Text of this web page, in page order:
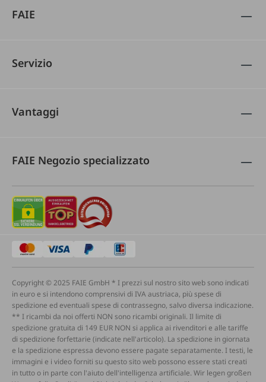
FAIE
Servizio
Vantaggi
FAIE Negozio specializzato
Copyright © 2025 FAIE GmbH * I prezzi sul nostro sito web sono indicati
in euro e si intendono comprensivi di IVA austriaca, più spese di
spedizione ed eventuali spese di contrassegno, salvo diversa indicazione.
** I ricambi da noi offerti NON sono ricambi originali. Il limite di
spedizione gratuita di 149 EUR NON si applica ai rivenditori e alle tariffe
di spedizione forfettarie (indicate nell'articolo). La spedizione in giornata
e la spedizione espressa devono essere pagate separatamente. I testi, le
immagini e i video forniti su questo sito web possono essere stati creati
in tutto o in parte con l'aiuto dell'intelligenza artificiale. Wir legen großen